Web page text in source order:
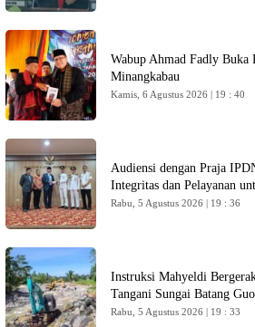
Wabup Ahmad Fadly Buka
Minangkabau
Kamis, 6 Agustus 2026 | 19 : 40
Audiensi dengan Praja
Integritas dan Pelayanan
Rabu, 5 Agustus 2026 | 19 : 36
Instruksi Mahyeldi
Tangani Sungai Batang Guo
Rabu, 5 Agustus 2026 | 19 : 33